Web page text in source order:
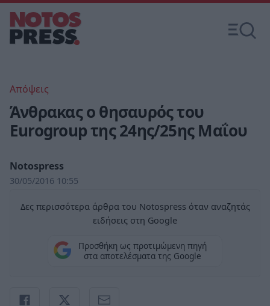
Απόψεις
Άνθρακας ο θησαυρός του
Eurogroup της 24ης/25ης Μαΐου
Notospress
30/05/2016 10:55
Δες περισσότερα άρθρα του Notospress όταν αναζητάς
ειδήσεις στη Google
Προσθήκη ως προτιμώμενη πηγή
στα αποτελέσματα της Google